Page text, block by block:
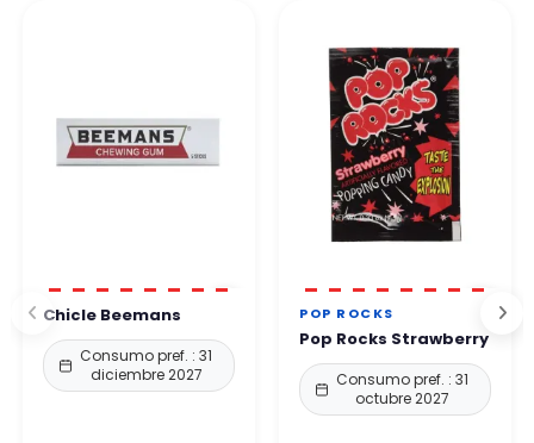
Chicle Beemans
Consumo pref. : 31
diciembre 2027
POP ROCKS
Pop Rocks Strawberry
Consumo pref. : 31
octubre 2027